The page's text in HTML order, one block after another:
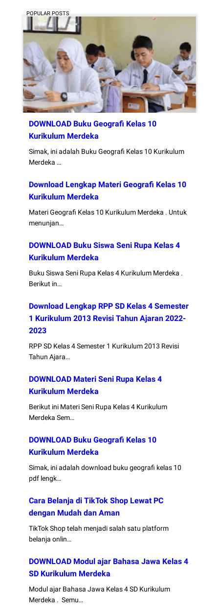
POPULAR POSTS
DOWNLOAD Buku Geografi Kelas 10
Kurikulum Merdeka
Simak, ini adalah Buku Geografi Kelas 10 Kurikulum
Merdeka …
Download Lengkap Materi Geografi Kelas 10
Kurikulum Merdeka
Materi Geografi Kelas 10 Kurikulum Merdeka . Untuk
menunjan…
DOWNLOAD Buku Siswa Seni Rupa Kelas 4
Kurikulum Merdeka
Buku Siswa Seni Rupa Kelas 4 Kurikulum Merdeka .
Berikut in…
Download Lengkap RPP SD Kelas 4 Semester
1 Kurikulum 2013 Revisi Tahun Ajaran 2022-
2023
RPP SD Kelas 4 Semester 1 Kurikulum 2013 Revisi
Tahun Ajara…
DOWNLOAD Materi Seni Rupa Kelas 4
Kurikulum Merdeka
Berikut ini Materi Seni Rupa Kelas 4 Kurikulum
Merdeka Sem…
DOWNLOAD Buku Geografi Kelas 10
Kurikulum Merdeka
Simak, ini adalah download buku geografi kelas 10
pdf lengk…
Cara Belanja di TikTok Shop Lewat PC
dengan Mudah dan Aman
TikTok Shop telah menjadi salah satu platform
belanja onlin…
DOWNLOAD Modul ajar Bahasa Jawa Kelas 4
SD Kurikulum Merdeka
Modul ajar Bahasa Jawa Kelas 4 SD Kurikulum
Merdeka . Semu…